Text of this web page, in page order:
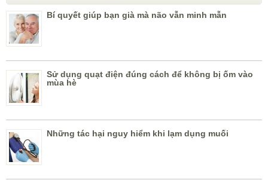
Bí quyết giúp bạn già mà não vẫn minh mẫn
Sử dụng quạt điện đúng cách để không bị ốm vào
mùa hè
Những tác hại nguy hiểm khi lạm dụng muối